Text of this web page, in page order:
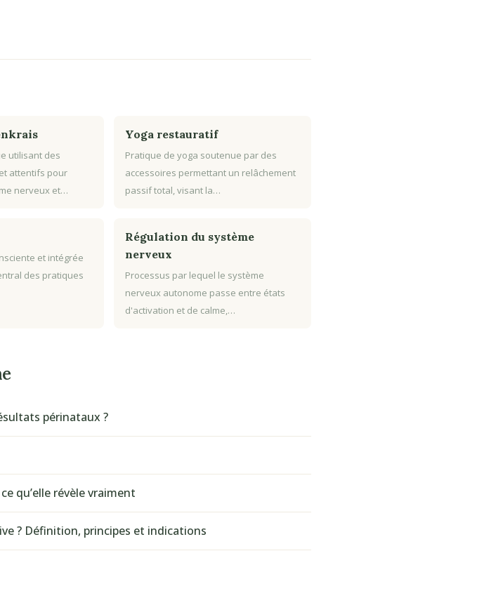
utilisant des
attentifs pour
nerveux et…
Yoga restauratif
Pratique de yoga soutenue par des
accessoires permettant un relâchement
passif total, visant la…
et intégrée
des pratiques
Régulation du système
nerveux
Processus par lequel le système
nerveux autonome passe entre états
d'activation et de calme,…
périnataux ?
qu’elle révèle vraiment
? Définition, principes et indications